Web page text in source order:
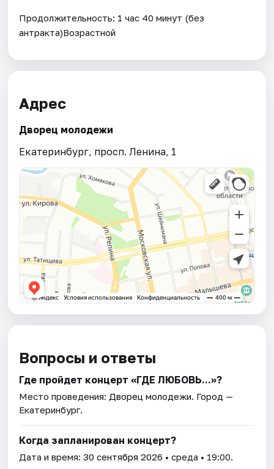
Продолжительность: 1 час 40 минут (без
антракта)Возрастной
Адрес
Дворец молодежи
Екатеринбург, просп. Ленина, 1
Вопросы и ответы
Где пройдет концерт «ГДЕ ЛЮБОВЬ...»?
Место проведения: Дворец молодежи. Город —
Екатеринбург.
Когда запланирован концерт?
Дата и время:30 сентября 2026 • среда • 19:00.